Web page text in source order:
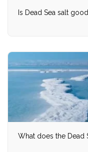
Is Dead Sea salt
What does the Dead